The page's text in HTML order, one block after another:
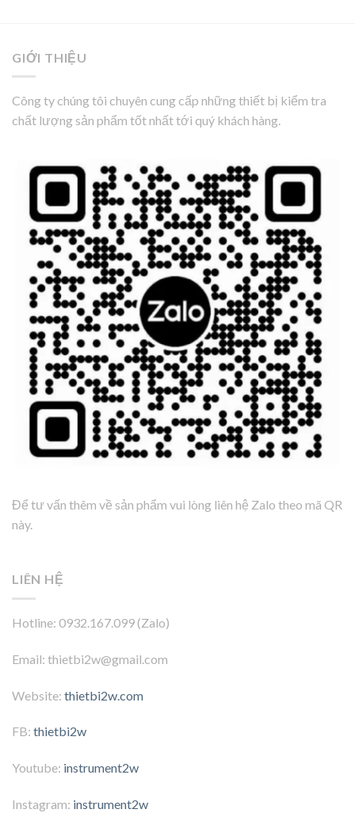
GIỚI THIỆU
Công ty chúng tôi chuyên cung cấp những thiết bị kiểm tra
chất lượng sản phẩm tốt nhất tới quý khách hàng.
Để tư vấn thêm về sản phẩm vui lòng liên hệ Zalo theo mã QR
này.
LIÊN HỆ
Hotline: 0932.167.099 (Zalo)
Email: thietbi2w@gmail.com
Website: thietbi2w.com
FB: thietbi2w
Youtube: instrument2w
Instagram: instrument2w